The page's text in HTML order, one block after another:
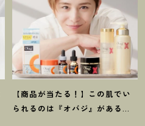
【商品が当たる ！ 】この肌でい
られるのは『オバジ』があるか